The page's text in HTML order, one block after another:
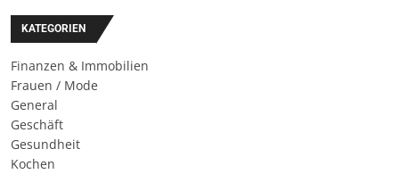
KATEGORIEN
Finanzen & Immobilien
Frauen / Mode
General
Geschäft
Gesundheit
Kochen